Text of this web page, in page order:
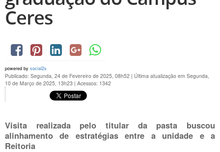
Ceres
powered by social2s
Publicado: Segunda, 24 de Fevereiro de 2025, 08h52 | Última atualização em Segunda,
10 de Março de 2025, 13h23 | Acessos: 1342
Visita realizada pelo titular da pasta buscou
alinhamento de estratégias entre a unidade e a
Reitoria